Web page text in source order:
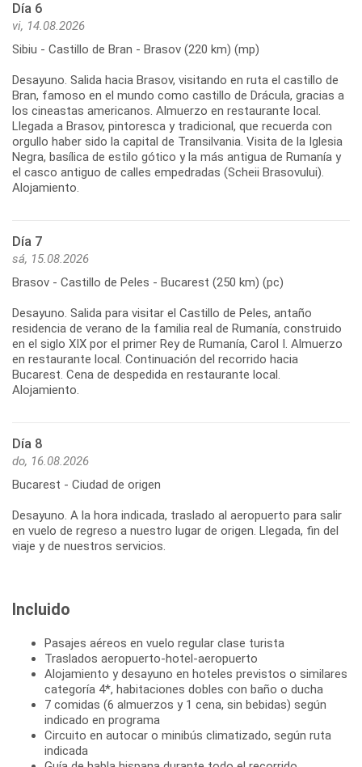
Día 6
vi, 14.08.2026
Sibiu - Castillo de Bran - Brasov (220 km) (mp)
Desayuno. Salida hacia Brasov, visitando en ruta el castillo de
Bran, famoso en el mundo como castillo de Drácula, gracias a
los cineastas americanos. Almuerzo en restaurante local.
Llegada a Brasov, pintoresca y tradicional, que recuerda con
orgullo haber sido la capital de Transilvania. Visita de la Iglesia
Negra, basílica de estilo gótico y la más antigua de Rumanía y
el casco antiguo de calles empedradas (Scheii Brasovului).
Alojamiento.
Día 7
sá, 15.08.2026
Brasov - Castillo de Peles - Bucarest (250 km) (pc)
Desayuno. Salida para visitar el Castillo de Peles, antaño
residencia de verano de la familia real de Rumanía, construido
en el siglo XIX por el primer Rey de Rumanía, Carol I. Almuerzo
en restaurante local. Continuación del recorrido hacia
Bucarest. Cena de despedida en restaurante local.
Alojamiento.
Día 8
do, 16.08.2026
Bucarest - Ciudad de origen
Desayuno. A la hora indicada, traslado al aeropuerto para salir
en vuelo de regreso a nuestro lugar de origen. Llegada, fin del
viaje y de nuestros servicios.
Incluido
Pasajes aéreos en vuelo regular clase turista
Traslados aeropuerto-hotel-aeropuerto
Alojamiento y desayuno en hoteles previstos o similares
categoría 4*, habitaciones dobles con baño o ducha
7 comidas (6 almuerzos y 1 cena, sin bebidas) según
indicado en programa
Circuito en autocar o minibús climatizado, según ruta
indicada